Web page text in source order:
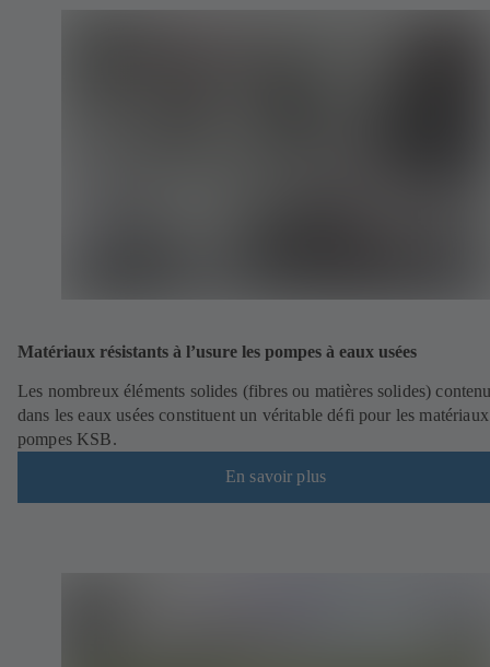
Matériaux résistants à l’usure les pompes à eaux usées
Les nombreux éléments solides (fibres ou matières solides)
dans les eaux usées constituent un véritable défi pour les
pompes KSB.
En savoir plus